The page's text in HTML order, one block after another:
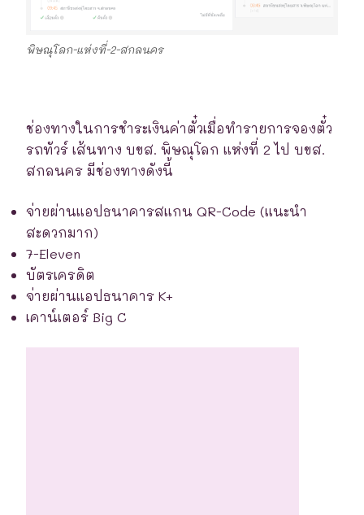
พิษณุโลก-แห่งที่-2-สกลนคร
ช่องทางในการชำระเงินค่าตั๋วเมื่อทำรายการจองตั๋ว
รถทัวร์ เส้นทาง บขส. พิษณุโลก แห่งที่ 2 ไป บขส.
สกลนคร มีช่องทางดังนี้
จ่ายผ่านแอปธนาคารสแกน QR-Code (แนะนำ
สะดวกมาก)
7-Eleven
บัตรเครดิต
จ่ายผ่านแอปธนาคาร K+
เคาน์เตอร์ Big C